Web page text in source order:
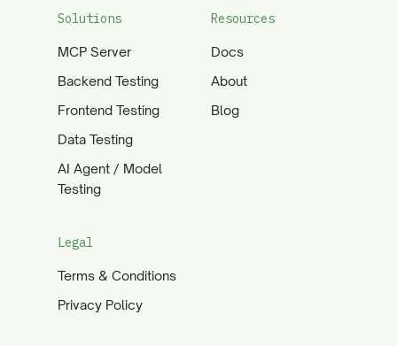
Solutions
MCP Server
Backend Testing
Frontend Testing
Data Testing
AI Agent / Model
Testing
Resources
Docs
About
Blog
Legal
Terms & Conditions
Privacy Policy